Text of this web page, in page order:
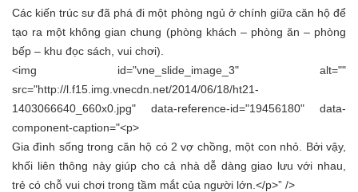
Các kiến trúc sư đã phá đi một phòng ngủ ở chính giữa căn hộ để
tạo ra một không gian chung (phòng khách – phòng ăn – phòng
bếp – khu đọc sách, vui chơi).
<img id="vne_slide_image_3" alt=""
src="http://l.f15.img.vnecdn.net/2014/06/18/ht21-
1403066640_660x0.jpg" data-reference-id="19456180" data-
component-caption="<p>
Gia đình sống trong căn hộ có 2 vợ chồng, một con nhỏ. Bởi vậy,
khối liên thông này giúp cho cả nhà dễ dàng giao lưu với nhau,
trẻ có chỗ vui chơi trong tầm mắt của người lớn.</p>” />